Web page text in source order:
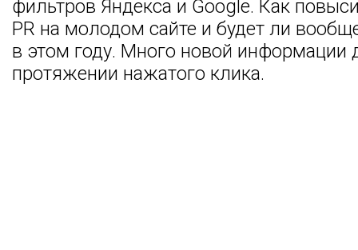
фильтров Яндекса и Google. Как
PR на молодом сайте и будет ли
в этом году. Много новой информации
протяжении нажатого клика.